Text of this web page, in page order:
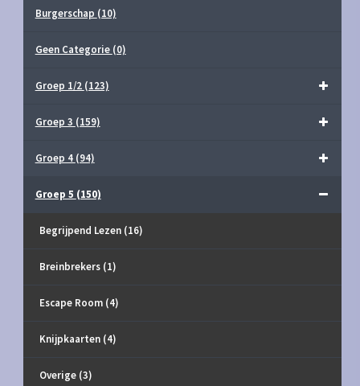
Burgerschap (10)
Geen Categorie (0)
Groep 1/2 (123)
Groep 3 (159)
Groep 4 (94)
Groep 5 (150)
Begrijpend Lezen (16)
Breinbrekers (1)
Escape Room (4)
Knijpkaarten (4)
Overige (3)